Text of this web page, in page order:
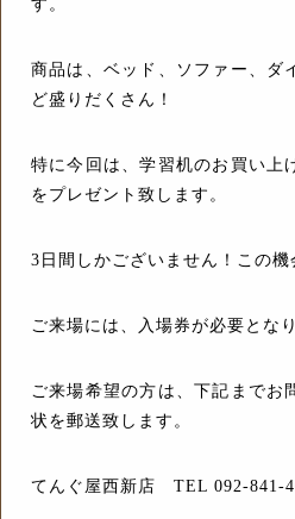
す。
商品は、ベッド、ソファー、ダ
ど盛りだくさん！
特に今回は、学習机のお買い上
をプレゼント致します。
3日間しかございません！この機
ご来場には、入場券が必要とな
ご来場希望の方は、下記までお
状を郵送致します。
てんぐ屋西新店 TEL 092-841-